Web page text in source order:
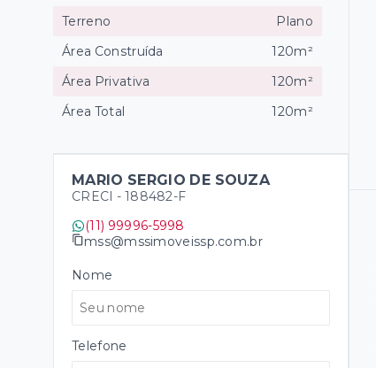
Terreno
Plano
Área Construída
120m²
Área Privativa
120m²
Área Total
120m²
MARIO SERGIO DE SOUZA
CRECI - 188482-F
(11) 99996-5998
mss@mssimoveissp.com.br
Nome
Telefone